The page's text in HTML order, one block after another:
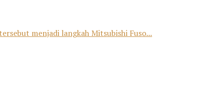
menjadi langkah Mitsubishi Fuso...